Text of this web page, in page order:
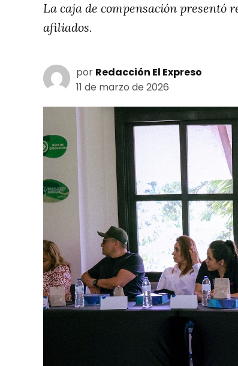
La caja de compensación presentó
afiliados.
por Redacción El Expreso
11 de marzo de 2026